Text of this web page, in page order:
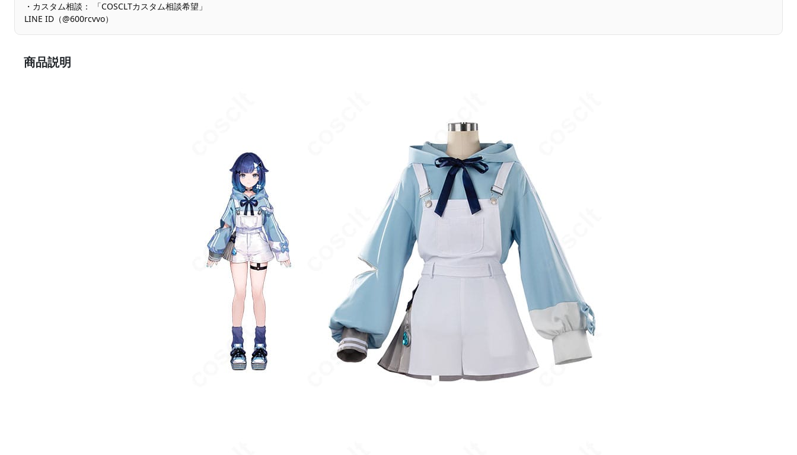
・カスタム相談： 「COSCLTカスタム相談希望」
LINE ID（@600rcvvo）
商品説明